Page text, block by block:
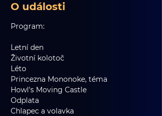
O události
Program:
Letní den
Životní kolotoč
Léto
Princezna Mononoke, téma
Howl's Moving Castle
Odplata
Chlapec a volavka